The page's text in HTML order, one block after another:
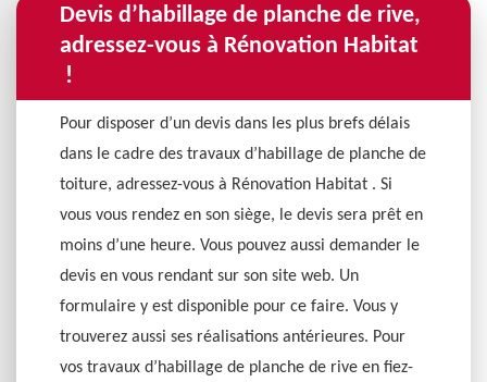
Devis d’habillage de planche de rive,
adressez-vous à Rénovation Habitat
!
Pour disposer d’un devis dans les plus brefs délais
dans le cadre des travaux d’habillage de planche de
toiture, adressez-vous à Rénovation Habitat . Si
vous vous rendez en son siège, le devis sera prêt en
moins d’une heure. Vous pouvez aussi demander le
devis en vous rendant sur son site web. Un
formulaire y est disponible pour ce faire. Vous y
trouverez aussi ses réalisations antérieures. Pour
vos travaux d’habillage de planche de rive en fiez-